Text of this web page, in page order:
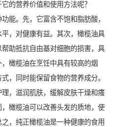
的营养价值和使用方法呢？
能。先，它富含不饱和脂肪酸，
，对健康有益。其次，橄榄油具
助抵抗自由基对细胞的损害，具
橄榄油在烹饪中具有较高的烟
，同时能保留食物的营养成分。
，滋润肌肤，缓解皮肤干燥和瘙
橄榄油可以改善头发的质地，使
，纯正橄榄油是一种健康的食用